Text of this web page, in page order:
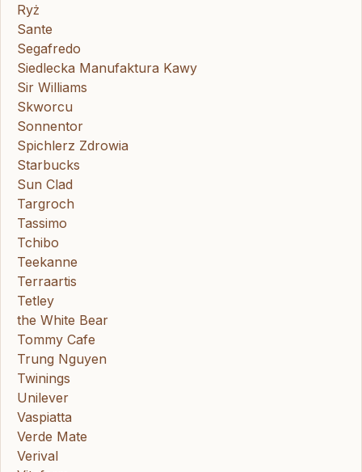
Ryż
Sante
Segafredo
Siedlecka Manufaktura Kawy
Sir Williams
Skworcu
Sonnentor
Spichlerz Zdrowia
Starbucks
Sun Clad
Targroch
Tassimo
Tchibo
Teekanne
Terraartis
Tetley
the White Bear
Tommy Cafe
Trung Nguyen
Twinings
Unilever
Vaspiatta
Verde Mate
Verival